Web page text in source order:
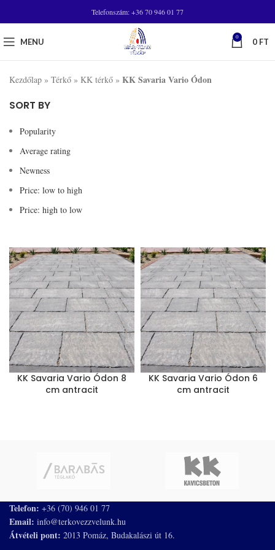
Telefonszám: +36 70 946 01 77
MENU 0 0 FT
Kezdőlap » Térkő » KK térkő » KK Savaria Vario Ódon
SORT BY
Popularity
Average rating
Newness
Price: low to high
Price: high to low
KK Savaria Vario Ódon 8
cm antracit
KK Savaria Vario Ódon 6
cm antracit
Telefon: +36 (70) 946 01 77
Email: info@terkovezzvelunk.hu
Átvételi pont: 2013 Pomáz, Budakalászi út 16.